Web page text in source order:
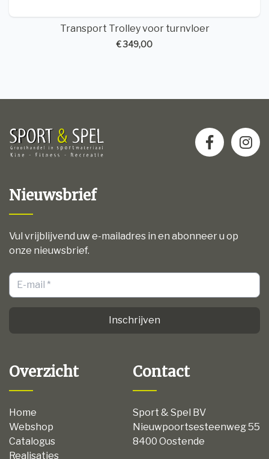
Transport Trolley voor turnvloer
€ 349,00
Nieuwsbrief
Vul vrijblijvend uw e-mailadres in en abonneer u op
onze nieuwsbrief.
Inschrijven
Overzicht
Home
Webshop
Catalogus
Realisaties
Contact
Sport & Spel BV
Nieuwpoortsesteenweg 55
8400 Oostende